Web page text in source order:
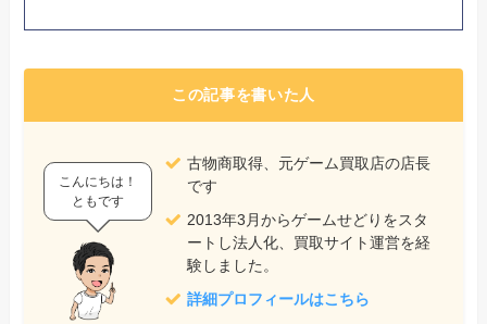
この記事を書いた人
古物商取得、元ゲーム買取店の店長
です
2013年3月からゲームせどりをスタ
ートし法人化、買取サイト運営を経
験しました。
詳細プロフィールはこちら
こんにちは！
ともです